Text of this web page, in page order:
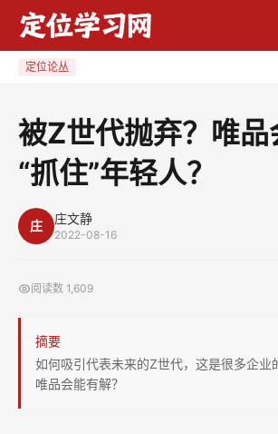
弃？
“抓
住”
定位论丛
被Z世代抛弃？唯品
“抓住”年轻人？
庄 庄文静
2022-08-16
阅读数 1,609
摘要
如何吸引代表未来的Z世代，这是很多企业
唯品会能有解？